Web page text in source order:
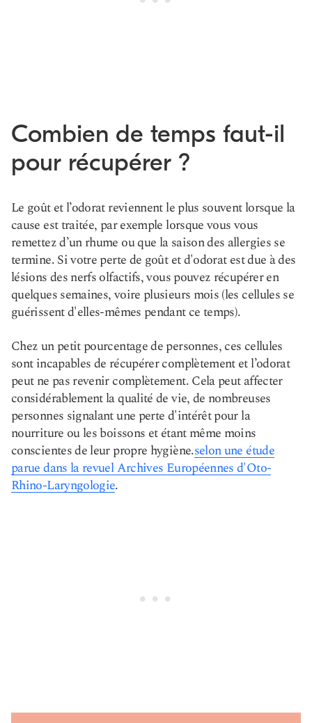
Combien de temps faut-il
pour récupérer ?
Le goût et l’odorat reviennent le plus souvent lorsque la
cause est traitée, par exemple lorsque vous vous
remettez d’un rhume ou que la saison des allergies se
termine. Si votre perte de goût et d'odorat est due à des
lésions des nerfs olfactifs, vous pouvez récupérer en
quelques semaines, voire plusieurs mois (les cellules se
guérissent d'elles-mêmes pendant ce temps).
Chez un petit pourcentage de personnes, ces cellules
sont incapables de récupérer complètement et l’odorat
peut ne pas revenir complètement. Cela peut affecter
considérablement la qualité de vie, de nombreuses
personnes signalant une perte d'intérêt pour la
nourriture ou les boissons et étant même moins
conscientes de leur propre hygiène.selon une étude
parue dans la revuel Archives Européennes d'Oto-
Rhino-Laryngologie.